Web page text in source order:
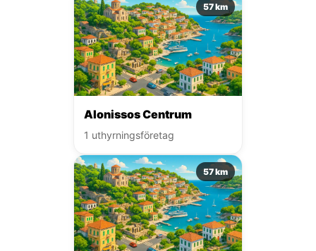
57 km
Alonissos Centrum
1 uthyrningsföretag
57 km